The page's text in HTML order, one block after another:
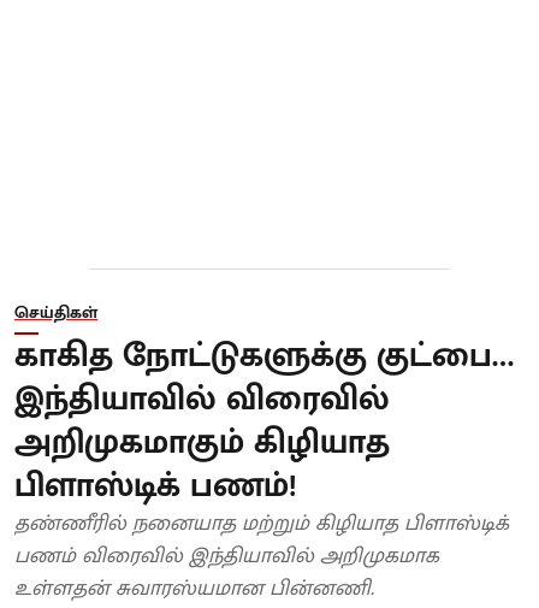
செய்திகள்
காகித நோட்டுகளுக்கு குட்பை…
இந்தியாவில் விரைவில்
அறிமுகமாகும் கிழியாத
பிளாஸ்டிக் பணம்!
தண்ணீரில் நனையாத மற்றும் கிழியாத பிளாஸ்டிக்
பணம் விரைவில் இந்தியாவில் அறிமுகமாக
உள்ளதன் சுவாரஸ்யமான பின்னணி.